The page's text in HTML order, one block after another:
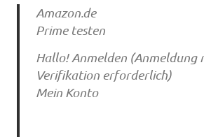
Amazon.de
Prime testen
Hallo! Anmelden (Anmeldung
Verifikation erforderlich)
Mein Konto